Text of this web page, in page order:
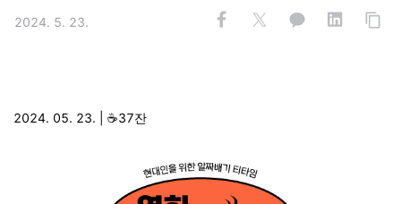
2024. 5. 23.
2024. 05. 23. | ☕️37잔